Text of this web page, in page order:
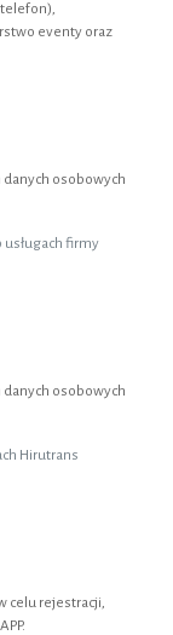
eventy oraz
osobowych
firmy
osobowych
Hirutrans
celu rejestracji,